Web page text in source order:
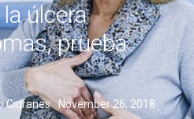
úlcera
prueba
Cidranes November 26, 2018